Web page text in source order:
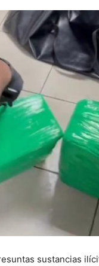
sustancias